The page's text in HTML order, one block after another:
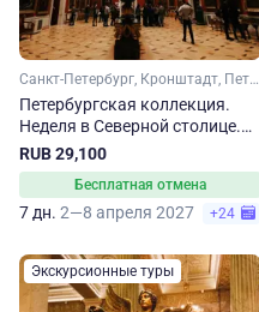
Санкт-Петербург, Кронштадт, Петергоф
Петербургская коллекция.
Неделя в Северной столице.
Осень-весна
RUB 29,100
Бесплатная отмена
7 дн. 2—8 апреля 2027 +24
Экскурсионные туры